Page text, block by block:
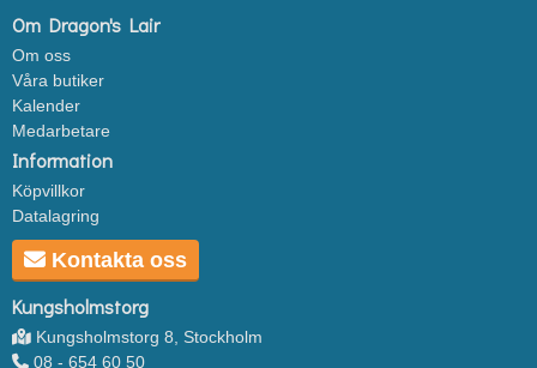
Om Dragon's Lair
Om oss
Våra butiker
Kalender
Medarbetare
Information
Köpvillkor
Datalagring
Kontakta oss
Kungsholmstorg
Kungsholmstorg 8, Stockholm
08 - 654 60 50